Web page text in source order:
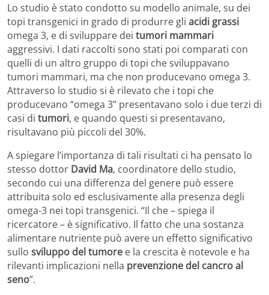
Lo studio è stato condotto su modello animale, su dei
topi transgenici in grado di produrre gli acidi grassi
omega 3, e di sviluppare dei tumori mammari
aggressivi. I dati raccolti sono stati poi comparati con
quelli di un altro gruppo di topi che sviluppavano
tumori mammari, ma che non producevano omega 3.
Attraverso lo studio si è rilevato che i topi che
producevano “omega 3” presentavano solo i due terzi di
casi di tumori, e quando questi si presentavano,
risultavano più piccoli del 30%.
A spiegare l’importanza di tali risultati ci ha pensato lo
stesso dottor David Ma, coordinatore dello studio,
secondo cui una differenza del genere può essere
attribuita solo ed esclusivamente alla presenza degli
omega-3 nei topi transgenici. “Il che – spiega il
ricercatore – è significativo. Il fatto che una sostanza
alimentare nutriente può avere un effetto significativo
sullo sviluppo del tumore e la crescita è notevole e ha
rilevanti implicazioni nella prevenzione del cancro al
seno”.